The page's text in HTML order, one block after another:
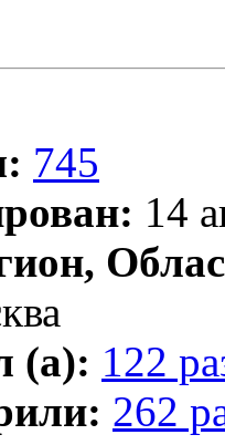
745
14
(а): 122
262